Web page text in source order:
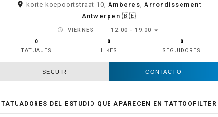
room korte koepoortstraat 10, Amberes,Arrondissement
Antwerpen 🇧🇪
schedule VIERNES 12:00 - 19:00 arrow_drop_down
0
TATUAJES
0
LIKES
0
SEGUIDORES
SEGUIR CONTACTO
TATUADORES DEL ESTUDIO QUE APARECEN EN TATTOOFILTER